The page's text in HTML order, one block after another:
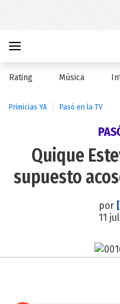
Rating Música
Primicias YA Pasó en la TV
Quique
supuesto
por
11